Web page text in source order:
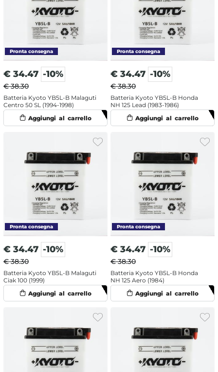
€ 34.47 -10%
€ 38.30
Batteria Kyoto YB5L-B Malaguti
Centro 50 SL (1994-1998)
€ 34.47 -10%
€ 38.30
Batteria Kyoto YB5L-B Honda
NH 125 Lead (1983-1986)
€ 34.47 -10%
€ 38.30
Batteria Kyoto YB5L-B Malaguti
Ciak 100 (1999)
€ 34.47 -10%
€ 38.30
Batteria Kyoto YB5L-B Honda
NH 125 Aero (1984)